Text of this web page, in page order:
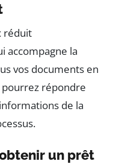
réduit
accompagne la
vos documents en
répondre
de la
un prêt